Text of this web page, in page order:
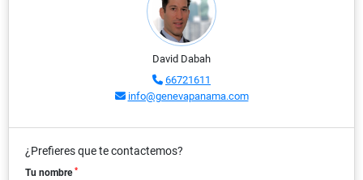
David Dabah
66721611
info@genevapanama.com
¿Prefieres que te contactemos?
Tu nombre *